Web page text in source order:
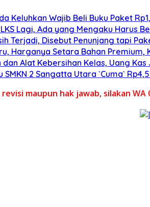
Keluhkan Wajib Beli Buku Paket
Lagi, Ada yang Mengaku Harus
Terjadi, Disebut Penunjang tapi
Harganya Setara Bahan Premium,
dan Alat Kebersihan Kelas, Uang
2 Sangatta Utara `Cuma`
maupun hak jawab, silakan